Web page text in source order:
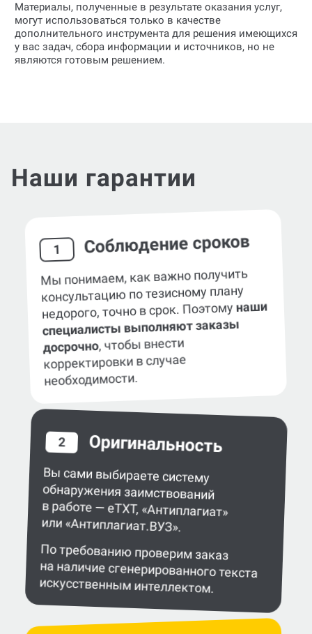
Материалы, полученные в результате оказания услуг,
могут использоваться только в качестве
дополнительного инструмента для решения имеющихся
у вас задач, сбора информации и источников, но не
являются готовым решением.
Наши гарантии
1 Соблюдение сроков
Мы понимаем, как важно получить
консультацию по тезисному плану
недорого, точно в срок. Поэтомунаши
специалисты выполняют заказы
досрочно, чтобы внести
корректировки в случае
необходимости.
2 Оригинальность
Вы сами выбираете систему
обнаружения заимствований
в работе — eTXT, «Антиплагиат»
или «Антиплагиат.ВУЗ».
По требованию проверим заказ
на наличие сгенерированного текста
искусственным интеллектом.